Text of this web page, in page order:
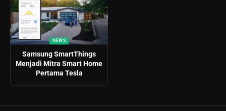
NEWS
Samsung SmartThings
Menjadi Mitra Smart Home
Pertama Tesla